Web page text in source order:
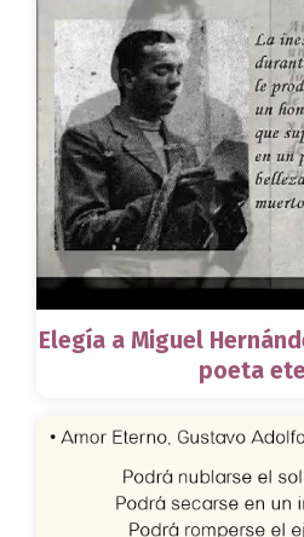
Elegía a Miguel
poeta